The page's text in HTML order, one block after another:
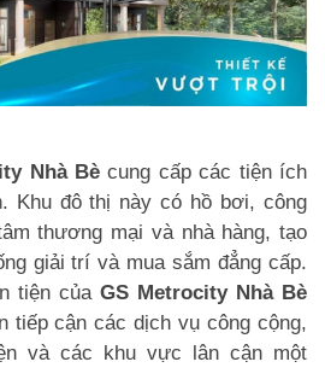
Nhà Bè cung cấp các tiện ích
Khu đô thị này có hồ bơi, công
thương mại và nhà hàng, tạo
giải trí và mua sắm đẳng cấp.
tiện của GS Metrocity Nhà Bè
tiếp cận các dịch vụ công cộng,
và các khu vực lân cận một